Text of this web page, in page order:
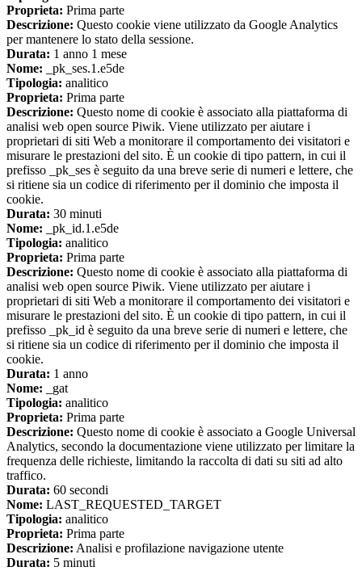
Proprieta: Prima parte
Descrizione: Questo cookie viene utilizzato da Google Analytics
per mantenere lo stato della sessione.
Durata: 1 anno 1 mese
Nome: _pk_ses.1.e5de
Tipologia: analitico
Proprieta: Prima parte
Descrizione: Questo nome di cookie è associato alla piattaforma di
analisi web open source Piwik. Viene utilizzato per aiutare i
proprietari di siti Web a monitorare il comportamento dei visitatori e
misurare le prestazioni del sito. È un cookie di tipo pattern, in cui il
prefisso _pk_ses è seguito da una breve serie di numeri e lettere, che
si ritiene sia un codice di riferimento per il dominio che imposta il
cookie.
Durata: 30 minuti
Nome: _pk_id.1.e5de
Tipologia: analitico
Proprieta: Prima parte
Descrizione: Questo nome di cookie è associato alla piattaforma di
analisi web open source Piwik. Viene utilizzato per aiutare i
proprietari di siti Web a monitorare il comportamento dei visitatori e
misurare le prestazioni del sito. È un cookie di tipo pattern, in cui il
prefisso _pk_id è seguito da una breve serie di numeri e lettere, che
si ritiene sia un codice di riferimento per il dominio che imposta il
cookie.
Durata: 1 anno
Nome: _gat
Tipologia: analitico
Proprieta: Prima parte
Descrizione: Questo nome di cookie è associato a Google Universal
Analytics, secondo la documentazione viene utilizzato per limitare la
frequenza delle richieste, limitando la raccolta di dati su siti ad alto
traffico.
Durata: 60 secondi
Nome: LAST_REQUESTED_TARGET
Tipologia: analitico
Proprieta: Prima parte
Descrizione: Analisi e profilazione navigazione utente
Durata: 5 minuti